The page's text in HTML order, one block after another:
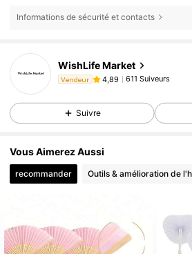
Informations de sécurité et contacts
WishLife Market
Vendeur 4,89 611 Suiveurs
Suivre
Vous Aimerez Aussi
recommander Outils & amélioration de